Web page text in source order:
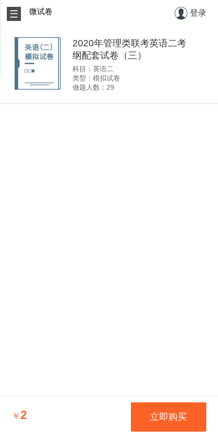
微试卷 登录
2020年管理类联考英语二考
纲配套试卷（三）
科目：英语二
类型：模拟试卷
做题人数：29
￥ 2 立即购买